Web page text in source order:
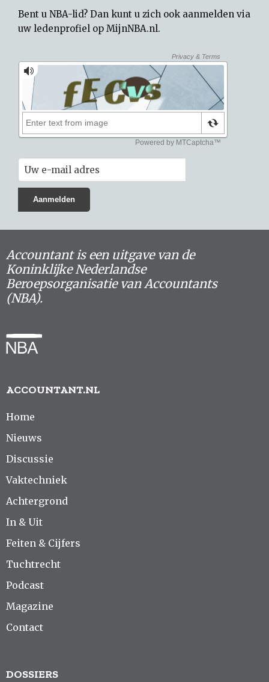
Bent u NBA-lid? Dan kunt u zich ook aanmelden via
uw ledenprofiel op MijnNBA.nl.
Accountant is een uitgave van de
Koninklijke Nederlandse
Beroepsorganisatie van Accountants
(NBA).
ACCOUNTANT.NL
Home
Nieuws
Discussie
Vaktechniek
Achtergrond
In & Uit
Feiten & Cijfers
Tuchtrecht
Podcast
Magazine
Contact
DOSSIERS